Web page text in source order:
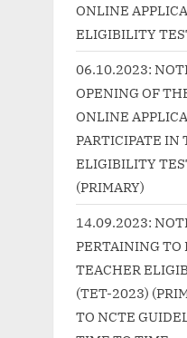
ONLINE
ELIGIBILITY
06.10.2023:
OPENING OF
ONLINE
PARTICIPATE IN
ELIGIBILITY
(PRIMARY)
14.09.2023:
PERTAINING
TEACHER
(TET-2023)
TO NCTE